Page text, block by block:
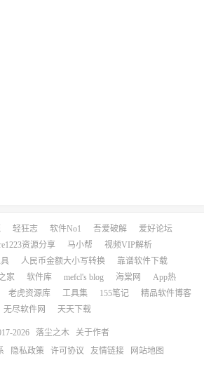
轻狂志 软件No1 吾爱破解
爱好论坛
资源分享 马小帮
视频VIP解析
人民币金额大小写转换
靠谱软件下载
家 软件库 mefcl's blog 海棠网
App热
老虎资源库 工具集 155笔记
精品软件博客
无尽软件网
天天下载
2026 落尘之木
关于作者
隐私政策 许可协议 友情链接 网站地图